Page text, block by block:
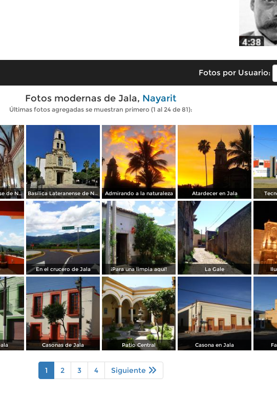
Fotos por Usuario:
Fotos modernas de Jala, Nayarit
Últimas fotos agregadas se muestran primero (1 al 24 de 81):
Basílica Lateranense de N.S. de la Asunción Basílica Lateranense de N.S. de la Asunción Admirando a la naturaleza Atardecer en Jala
En el crucero de Jala ¡Para una limpia aquí! La Gale
Casonas de Jala Patio Central Casona en Jala
1 2 3 4 Siguiente